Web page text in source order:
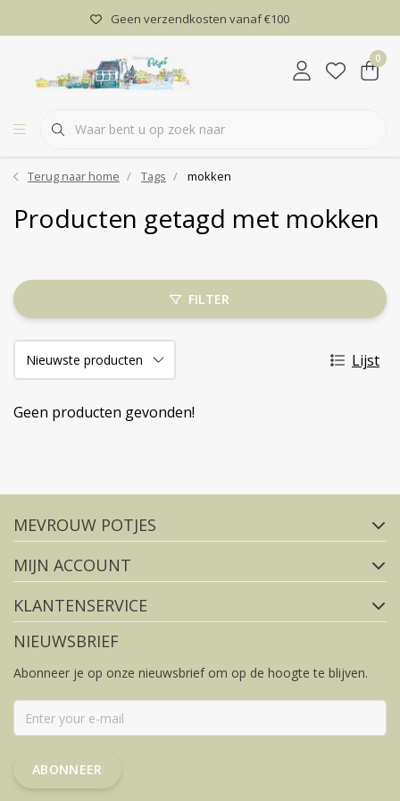
Geen verzendkosten vanaf €100
0
Terug naar home Tags mokken
Producten getagd met mokken
FILTER
Lijst
Geen producten gevonden!
FACEBOOK
MEVROUW POTJES
MIJN ACCOUNT
KLANTENSERVICE
NIEUWSBRIEF
Abonneer je op onze nieuwsbrief om op de hoogte te blijven.
ABONNEER